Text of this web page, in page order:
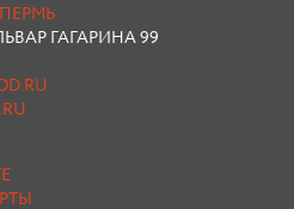
ГАГАРИНА 99